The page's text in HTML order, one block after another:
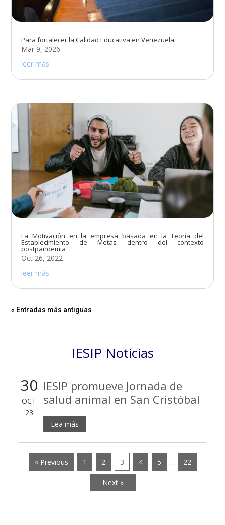
Para fortalecer la Calidad Educativa en Venezuela
Mar 9, 2026
leer más
La Motivación en la empresa basada en la Teoría del
Establecimiento de Metas dentro del contexto
postpandemia
Oct 26, 2022
leer más
« Entradas más antiguas
IESIP Noticias
30
OCT
23
IESIP promueve Jornada de
salud animal en San Cristóbal
Lea más
« Previous 1 2 3 4 5 … 22
Next »